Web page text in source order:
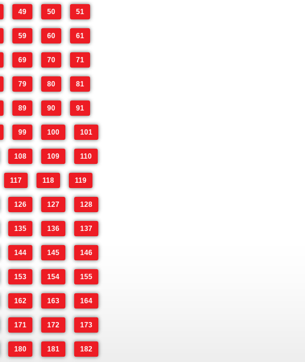
49 50 51
59 60 61
69 70 71
79 80 81
89 90 91
99 100 101
108 109 110
117 118 119
126 127 128
135 136 137
144 145 146
153 154 155
162 163 164
171 172 173
180 181 182